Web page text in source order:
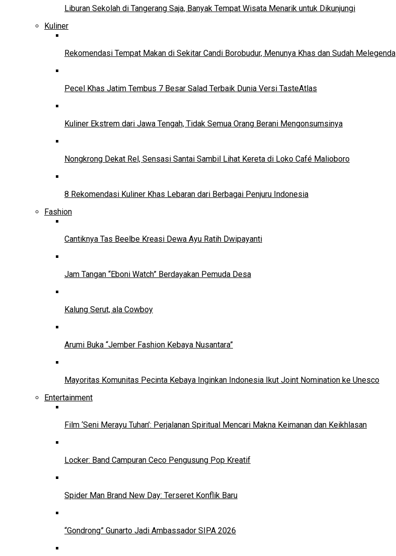
Liburan Sekolah di Tangerang Saja, Banyak Tempat Wisata Menarik untuk Dikunjungi
Kuliner
Rekomendasi Tempat Makan di Sekitar Candi Borobudur, Menunya Khas dan Sudah Melegenda
Pecel Khas Jatim Tembus 7 Besar Salad Terbaik Dunia Versi TasteAtlas
Kuliner Ekstrem dari Jawa Tengah, Tidak Semua Orang Berani Mengonsumsinya
Nongkrong Dekat Rel, Sensasi Santai Sambil Lihat Kereta di Loko Café Malioboro
8 Rekomendasi Kuliner Khas Lebaran dari Berbagai Penjuru Indonesia
Fashion
Cantiknya Tas Beelbe Kreasi Dewa Ayu Ratih Dwipayanti
Jam Tangan “Eboni Watch” Berdayakan Pemuda Desa
Kalung Serut, ala Cowboy
Arumi Buka “Jember Fashion Kebaya Nusantara”
Mayoritas Komunitas Pecinta Kebaya Inginkan Indonesia Ikut Joint Nomination ke Unesco
Entertainment
Film ‘Seni Merayu Tuhan’: Perjalanan Spiritual Mencari Makna Keimanan dan Keikhlasan
Locker: Band Campuran Ceco Pengusung Pop Kreatif
Spider Man Brand New Day: Terseret Konflik Baru
“Gondrong” Gunarto Jadi Ambassador SIPA 2026